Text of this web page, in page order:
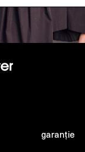
garanție